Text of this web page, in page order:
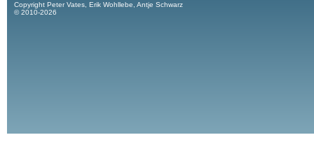
Copyright Peter Vates, Erik Wohllebe, Antje Schwarz
© 2010-2026